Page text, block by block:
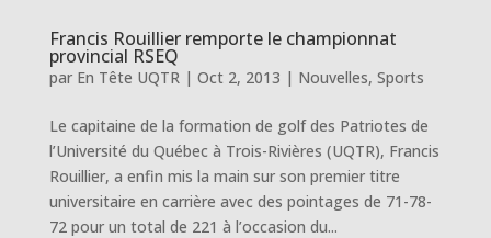
Francis Rouillier remporte le championnat
provincial RSEQ
par En Tête UQTR| Oct 2, 2013 | Nouvelles, Sports
Le capitaine de la formation de golf des Patriotes de
l’Université du Québec à Trois-Rivières (UQTR), Francis
Rouillier, a enfin mis la main sur son premier titre
universitaire en carrière avec des pointages de 71-78-
72 pour un total de 221 à l’occasion du...